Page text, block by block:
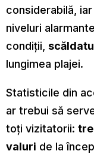
considerabilă,
niveluri
condiții,
lungimea plajei.
Statisticile din
ar trebui să
toți vizitatorii:
valuri de la